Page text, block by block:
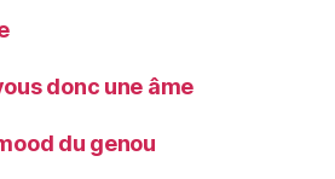
donc une âme
du genou